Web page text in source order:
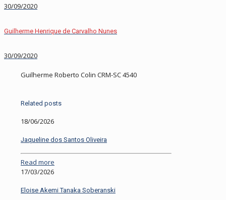
30/09/2020
Guilherme Henrique de Carvalho Nunes
30/09/2020
Guilherme Roberto Colin CRM-SC 4540
Related posts
18/06/2026
Jaqueline dos Santos Oliveira
Read more
17/03/2026
Eloise Akemi Tanaka Soberanski